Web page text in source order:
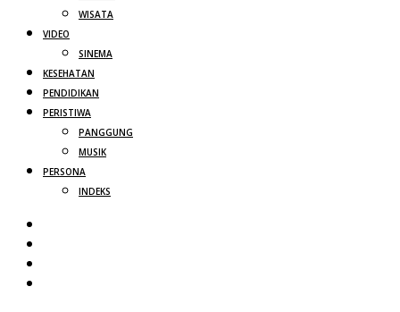
WISATA
VIDEO
SINEMA
KESEHATAN
PENDIDIKAN
PERISTIWA
PANGGUNG
MUSIK
PERSONA
INDEKS